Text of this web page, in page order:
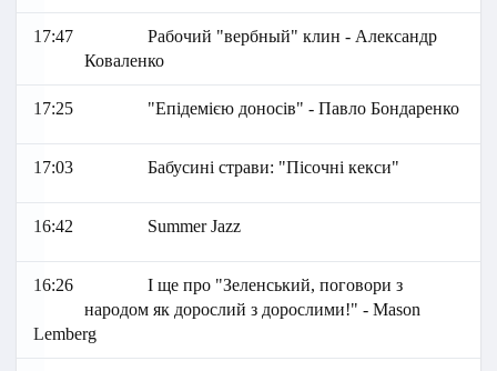
17:47
Рабочий "вербный" клин - Александр
Коваленко
17:25 "Епідемією доносів" - Павло Бондаренко
17:03 Бабусині страви: "Пісочні кекси"
16:42 Summer Jazz
16:26
І ще про "Зеленський, поговори з
народом як дорослий з дорослими!" - Mason
Lemberg